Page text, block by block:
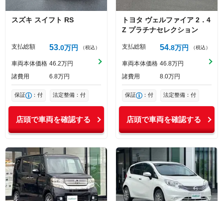
スズキ スイフト RS
支払総額 53 0万円 （税込）
車両本体価格 46 2万円
諸費用
6 8万円
保証 ：付 法定整備：付
店頭で車両を確認する
トヨタ ヴェルファイア 2．4
Z プラチナセレクション
支払総額 54 8万円 （税込）
車両本体価格 46 8万円
諸費用
8 0万円
保証 ：付 法定整備：付
店頭で車両を確認する